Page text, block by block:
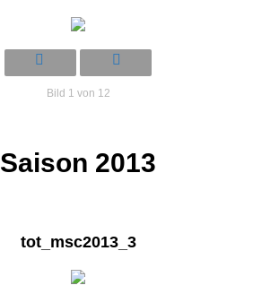
Bild 1 von 12
Saison 2013
tot_msc2013_3